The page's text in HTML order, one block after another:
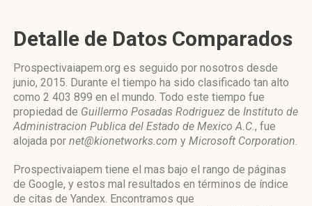
Detalle de Datos Comparados
Prospectivaiapem.org es seguido por nosotros desde
junio, 2015. Durante el tiempo ha sido clasificado tan alto
como 2 403 899 en el mundo. Todo este tiempo fue
propiedad de Guillermo Posadas Rodriguez de Instituto de
Administracion Publica del Estado de Mexico A.C., fue
alojada por net@kionetworks.com y Microsoft Corporation.
Prospectivaiapem tiene el mas bajo el rango de páginas
de Google, y estos mal resultados en términos de índice
de citas de Yandex. Encontramos que